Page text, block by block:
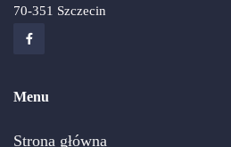
70-351 Szczecin
Menu
Strona główna